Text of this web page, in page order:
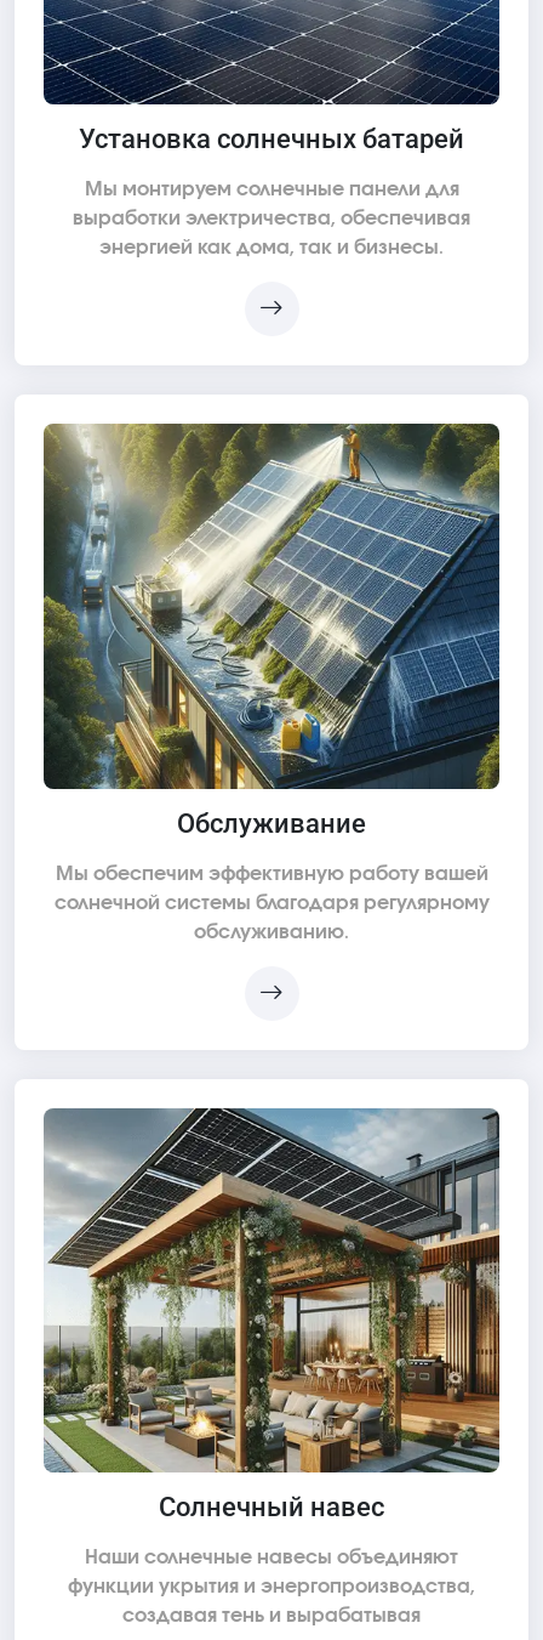
Установка солнечных батарей
Мы монтируем солнечные панели для
выработки электричества, обеспечивая
энергией как дома, так и бизнесы.
Обслуживание
Мы обеспечим эффективную работу вашей
солнечной системы благодаря регулярному
обслуживанию.
Солнечный навес
Наши солнечные навесы объединяют
функции укрытия и энергопроизводства,
создавая тень и вырабатывая